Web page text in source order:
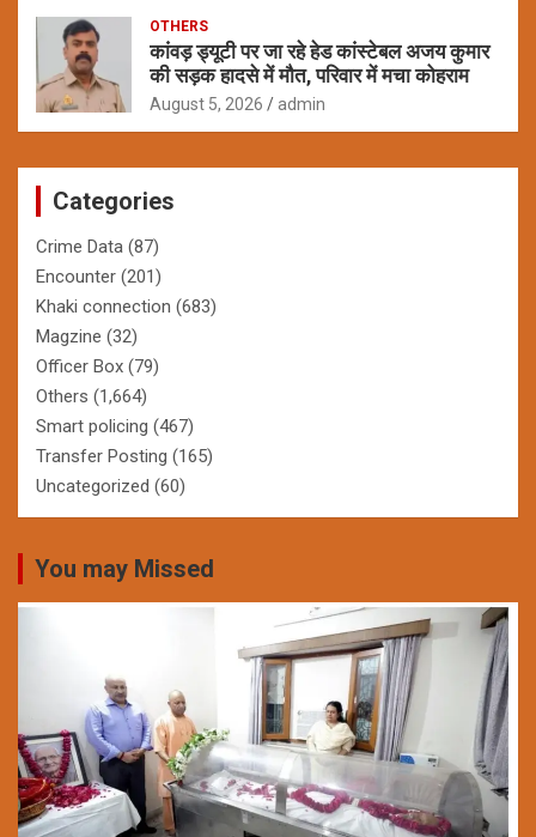
OTHERS
कांवड़ ड्यूटी पर जा रहे हेड कांस्टेबल अजय कुमार
की सड़क हादसे में मौत, परिवार में मचा कोहराम
August 5, 2026 admin
Categories
Crime Data (87)
Encounter (201)
Khaki connection (683)
Magzine (32)
Officer Box (79)
Others (1,664)
Smart policing (467)
Transfer Posting (165)
Uncategorized (60)
You may Missed